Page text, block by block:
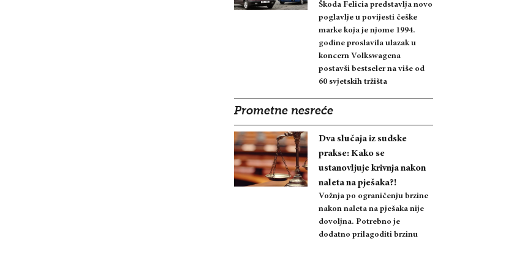
Škoda Felicia predstavlja novo
poglavlje u povijesti češke
marke koja je njome 1994.
godine proslavila ulazak u
koncern Volkswagena
postavši bestseler na više od
60 svjetskih tržišta
Prometne nesreće
Dva slučaja iz sudske
prakse: Kako se
ustanovljuje krivnja nakon
naleta na pješaka?!
Vožnja po ograničenju brzine
nakon naleta na pješaka nije
dovoljna. Potrebno je
dodatno prilagoditi brzinu